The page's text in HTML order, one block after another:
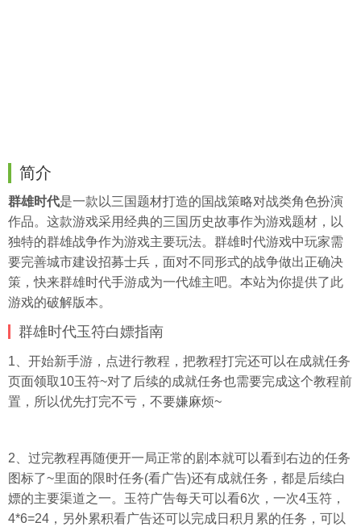
简介
群雄时代是一款以三国题材打造的国战策略对战类角色扮演
作品。这款游戏采用经典的三国历史故事作为游戏题材，以
独特的群雄战争作为游戏主要玩法。群雄时代游戏中玩家需
要完善城市建设招募士兵，面对不同形式的战争做出正确决
策，快来群雄时代手游成为一代雄主吧。本站为你提供了此
游戏的破解版本。
群雄时代玉符白嫖指南
1、开始新手游，点进行教程，把教程打完还可以在成就任务
页面领取10玉符~对了后续的成就任务也需要完成这个教程前
置，所以优先打完不亏，不要嫌麻烦~
2、过完教程再随便开一局正常的剧本就可以看到右边的任务
图标了~里面的限时任务(看广告)还有成就任务，都是后续白
嫖的主要渠道之一。玉符广告每天可以看6次，一次4玉符，
4*6=24，另外累积看广告还可以完成日积月累的任务，可以